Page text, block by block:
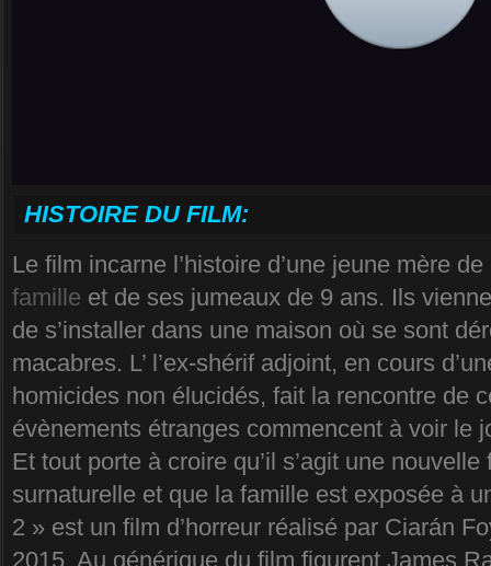
HISTOIRE DU FILM:
Le film incarne l’histoire d’une jeune mère de
famille et de ses jumeaux de 9 ans. Ils
de s’installer dans une maison où se sont
macabres. L’ l’ex-shérif adjoint, en cours
homicides non élucidés, fait la rencontre de
évènements étranges commencent à voir le
Et tout porte à croire qu’il s’agit une
surnaturelle et que la famille est exposée à
2 » est un film d’horreur réalisé par Ciarán
2015. Au générique du film figurent James